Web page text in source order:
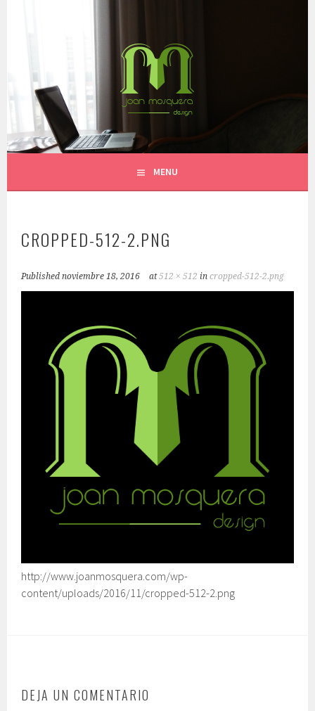
JOANMOSQUERA.COM
SOFTWARE AND INTERFACES
MENU
CROPPED-512-2.PNG
Publishednoviembre 18, 2016 at512 × 512 incropped-512-2.png
http://www.joanmosquera.com/wp-
content/uploads/2016/11/cropped-512-2.png
DEJA UN COMENTARIO